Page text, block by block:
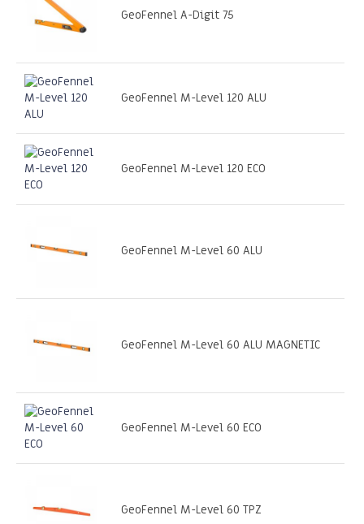
GeoFennel A-Digit 75
GeoFennel M-Level 120 ALU
GeoFennel M-Level 120 ECO
GeoFennel M-Level 60 ALU
GeoFennel M-Level 60 ALU MAGNETIC
GeoFennel M-Level 60 ECO
GeoFennel M-Level 60 TPZ